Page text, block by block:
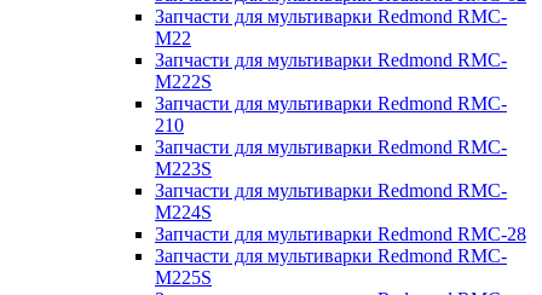
Запчасти для мультиварки Redmond RMC-
M22
Запчасти для мультиварки Redmond RMC-
M222S
Запчасти для мультиварки Redmond RMC-
210
Запчасти для мультиварки Redmond RMC-
M223S
Запчасти для мультиварки Redmond RMC-
M224S
Запчасти для мультиварки Redmond RMC-28
Запчасти для мультиварки Redmond RMC-
M225S